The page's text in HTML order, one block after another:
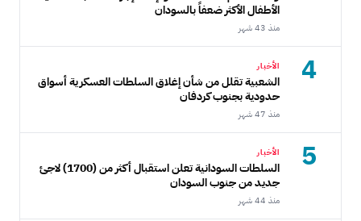
الأطفال الأكثر ضعفاً بالسودان
منذ 43 شهر
4 الأخبار
الشعبية تقلل من شأن إغلاق السلطات العسكرية أسواق
حدودية بجنوب كردفان
منذ 47 شهر
5 الأخبار
السلطات السودانية تعلن استقبال أكثر من (1700) لاجئ
جديد من جنوب السودان
منذ 44 شهر